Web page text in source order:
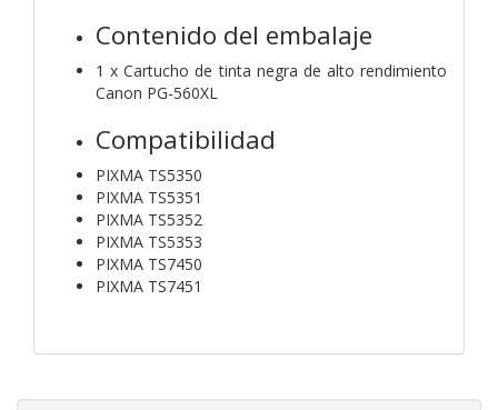
Contenido del embalaje
1 x Cartucho de tinta negra de alto rendimiento
Canon PG-560XL
Compatibilidad
PIXMA TS5350
PIXMA TS5351
PIXMA TS5352
PIXMA TS5353
PIXMA TS7450
PIXMA TS7451